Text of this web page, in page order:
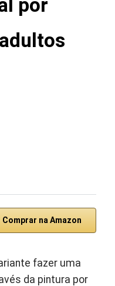
por
Comprar na Amazon
fazer uma
da pintura por